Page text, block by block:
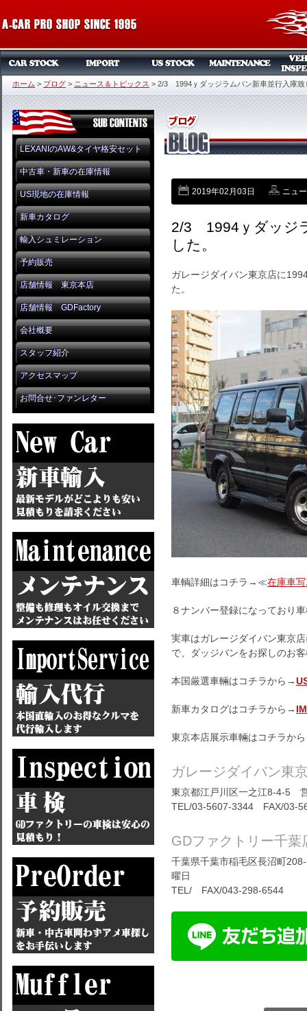
ホーム > ブログ > ニュース＆トピックス > 2/3 1994ｙダッジラムバン新車並行入庫致
LEXANIのAW&タイヤ格安セット
中古車・新車の在庫情報
US現地の在庫情報
新車カタログ
輸入シュミレーション
予約販売
店舗情報 東京本店
店舗情報 GDFactory
会社概要
スタッフ紹介
アクセスマップ
お問合せ･ファンレター
2019年02月03日 ニュ
2/3 1994ｙダッジ
した。
ガレージダイバン東京店に
た。
車輌詳細はコチラ→≪在庫車
８ナンバー登録になっており
実車はガレージダイバン東京
で、ダッジバンをお探しのお
本国厳選車輛はコチラから→
新車カタログはコチラから→
東京本店展示車輛はコチラか
ガレージダイバン東
東京都江戸川区一之江8-4-5
TEL/03-5607-3344 FAX/03-
GDファクトリー千葉
千葉県千葉市稲毛区長沼町
曜日
TEL/ FAX/043-298-6544